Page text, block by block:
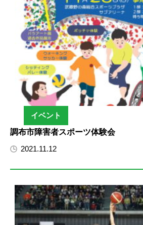
イベント
調布市障害者スポーツ体験会
2021.11.12